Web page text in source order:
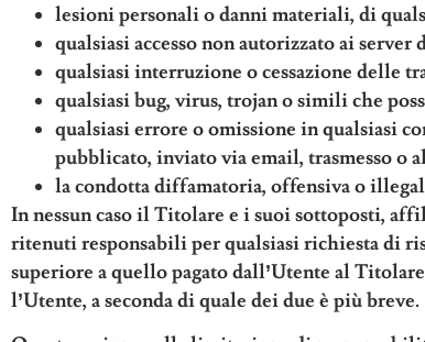
lesioni personali o danni materiali, di
qualsiasi accesso non autorizzato ai
qualsiasi interruzione o cessazione delle
qualsiasi bug, virus, trojan o simili che
qualsiasi errore o omissione in qualsiasi
pubblicato, inviato via email, trasmesso
la condotta diffamatoria, offensiva o
In nessun caso il Titolare e i suoi sottoposti,
ritenuti responsabili per qualsiasi richiesta di
superiore a quello pagato dall’Utente al
l’Utente, a seconda di quale dei due è più breve.